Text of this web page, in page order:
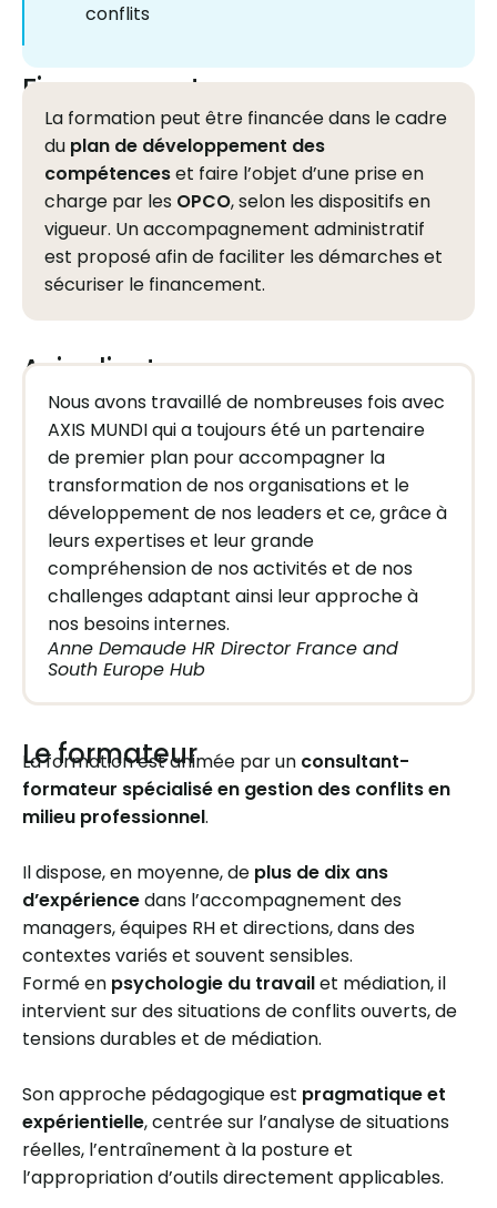
conflits
Financement
La formation peut être financée dans le cadre
du plan de développement des
compétenceset faire l’objet d’une prise en
charge par les OPCO, selon les dispositifs en
vigueur. Un accompagnement administratif
est proposé afin de faciliter les démarches et
sécuriser le financement.
Avis clients
Nous avons travaillé de nombreuses fois avec
AXIS MUNDI qui a toujours été un partenaire
de premier plan pour accompagner la
transformation de nos organisations et le
développement de nos leaders et ce, grâce à
leurs expertises et leur grande
compréhension de nos activités et de nos
challenges adaptant ainsi leur approche à
nos besoins internes.
Anne Demaude HR Director France and
South Europe Hub
Le formateur
La formation est animée par un consultant-
formateur spécialisé en gestion des conflits en
milieu professionnel.
Il dispose, en moyenne, de plus de dix ans
d’expériencedans l’accompagnement des
managers, équipes RH et directions, dans des
contextes variés et souvent sensibles.
Formé en psychologie du travailet médiation, il
intervient sur des situations de conflits ouverts, de
tensions durables et de médiation.
Son approche pédagogique est pragmatique et
expérientielle, centrée sur l’analyse de situations
réelles, l’entraînement à la posture et
l’appropriation d’outils directement applicables.